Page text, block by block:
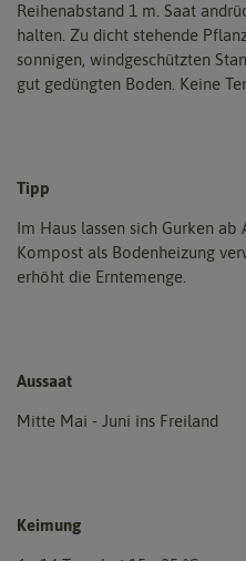
Reihenabstand 1 m. Saat
halten. Zu dicht stehende
sonnigen, windgeschützten
gut gedüngten Boden. Keine
Tipp
Im Haus lassen sich Gurken
Kompost als Bodenheizung
erhöht die Erntemenge.
Aussaat
Mitte Mai - Juni ins Freiland
Keimung